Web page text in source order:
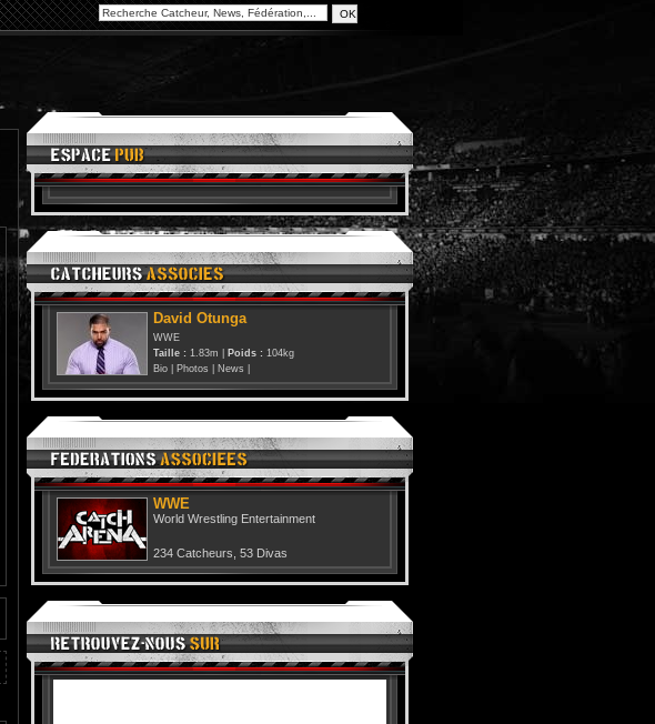
David Otunga
WWE
Taille : 1.83m | Poids : 104kg
Bio
Photos News
WWE
World Wrestling Entertainment
234 Catcheurs 53 Divas